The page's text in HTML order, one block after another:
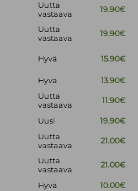
Uutta
vastaava
19.90€
Uutta
vastaava
19.90€
Hyvä 15.90€
Hyvä 13.90€
Uutta
vastaava
11.90€
Uusi 19.90€
Uutta
vastaava
21.00€
Uutta
vastaava
21.00€
Hyvä
10.00€